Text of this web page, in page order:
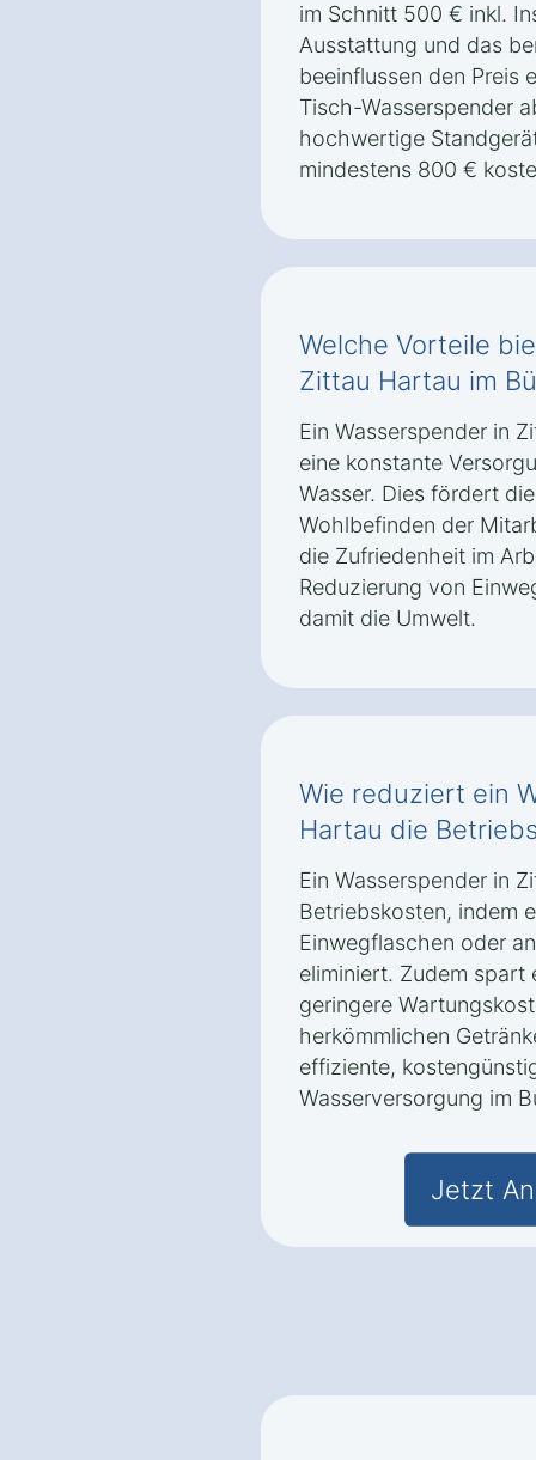
im Schnitt 500 € inkl.
Ausstattung und das
beeinflussen den Preis
Tisch-Wasserspender
hochwertige
mindestens 800 €
Welche Vorteile
Zittau Hartau im
Ein Wasserspender in
eine konstante
Wasser. Dies fördert
Wohlbefinden der
die Zufriedenheit im
Reduzierung von
damit die Umwelt.
Wie reduziert ein
Hartau die
Ein Wasserspender in
Betriebskosten, indem
Einwegflaschen oder
eliminiert. Zudem spart
geringere
herkömmlichen
effiziente,
Wasserversorgung im
Jetzt